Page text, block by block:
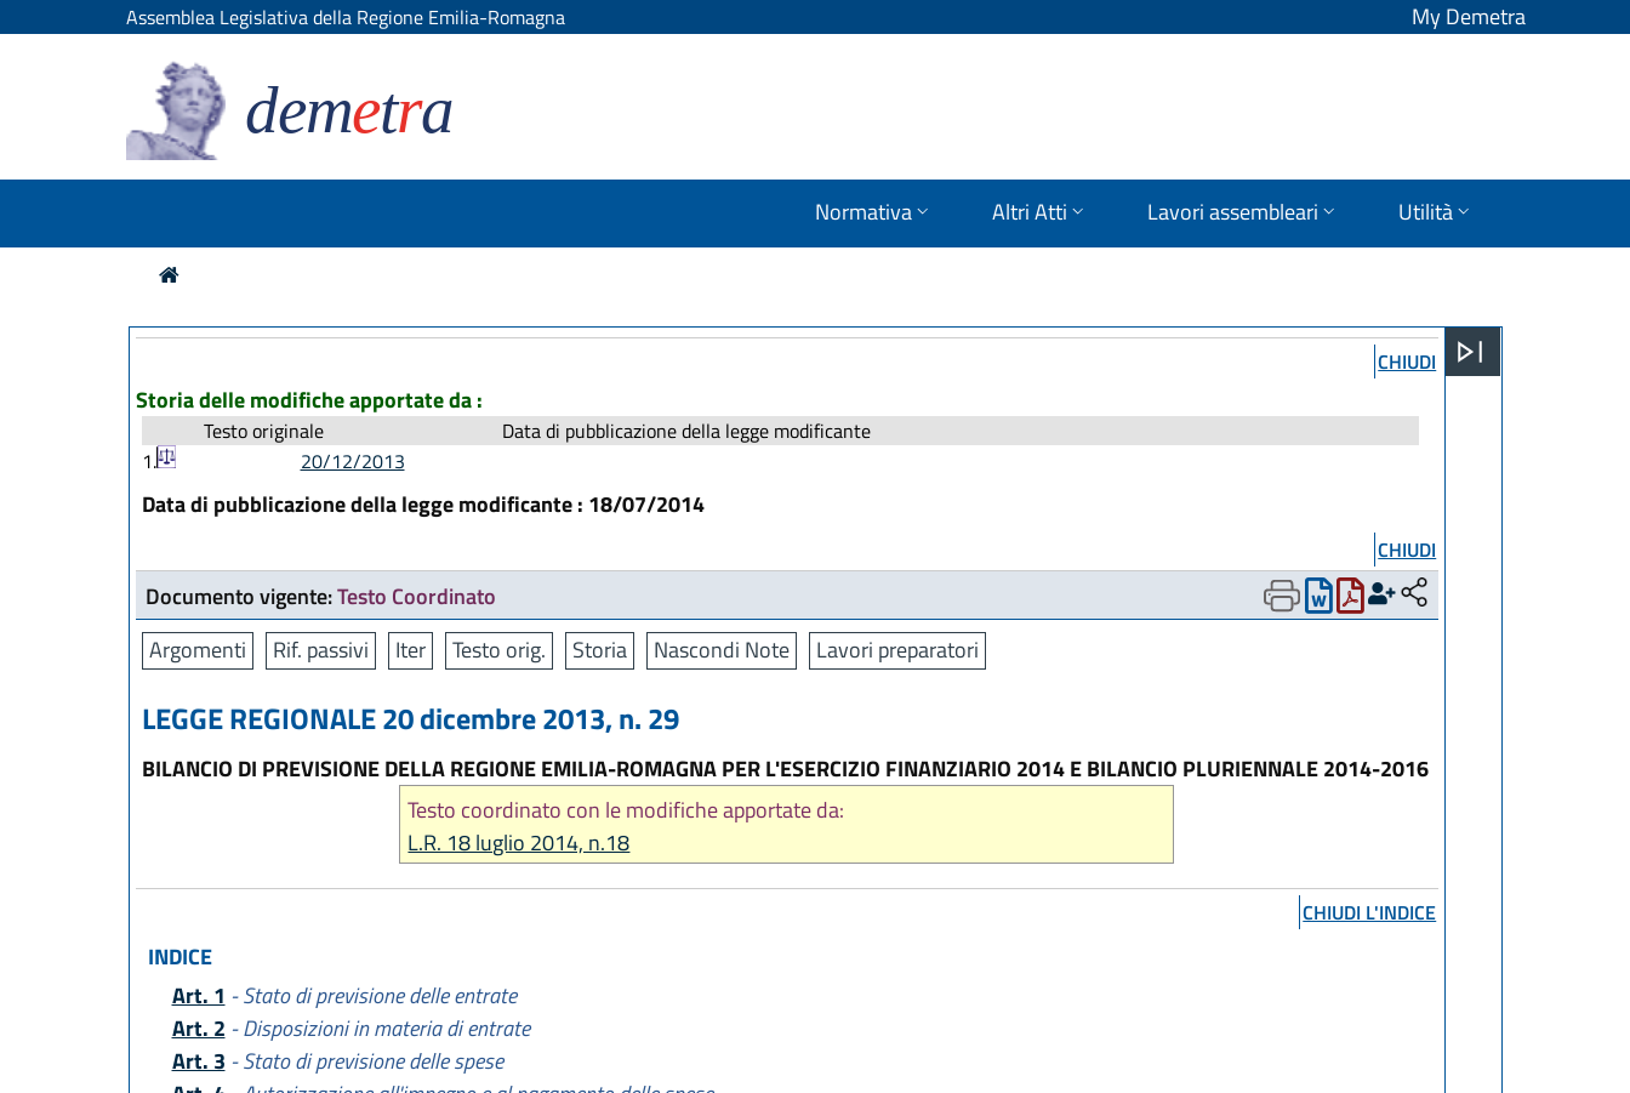
Assemblea Legislativa della Regione Emilia-Romagna My Demetra
demetra
Normativa Altri Atti Lavori assembleari Utilità
CHIUDI
Storia delle modifiche apportate da :
Testo originale
Data di pubblicazione della legge modificante
1.
20/12/2013
Data di pubblicazione della legge modificante : 18/07/2014
CHIUDI
Documento vigente:Testo Coordinato
Argomenti
Rif. passivi Iter Testo orig. Storia Nascondi Note Lavori preparatori
LEGGE REGIONALE 20 dicembre 2013, n. 29
BILANCIO DI PREVISIONE DELLA REGIONE EMILIA-ROMAGNA PER L'ESERCIZIO FINANZIARIO 2014 E BILANCIO PLURIENNALE 2014-2016
Testo coordinato con le modifiche apportate da:
L.R. 18 luglio 2014, n.18
CHIUDI L'INDICE
INDICE
Art. 1 - Stato di previsione delle entrate
Art. 2 - Disposizioni in materia di entrate
Art. 3 - Stato di previsione delle spese